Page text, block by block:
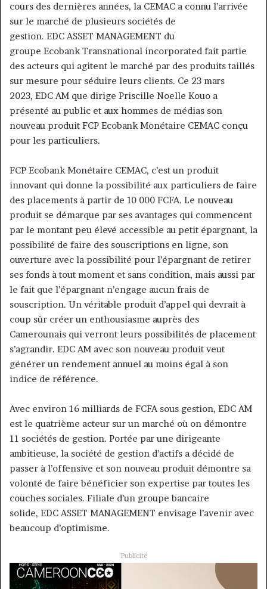
cours des dernières années, la CEMAC a connu l’arrivée
sur le marché de plusieurs sociétés de
gestion. EDC ASSET MANAGEMENT du
groupe Ecobank Transnational incorporated fait partie
des acteurs qui agitent le marché par des produits taillés
sur mesure pour séduire leurs clients. Ce 23 mars
2023, EDC AM que dirige Priscille Noelle Kouo a
présenté au public et aux hommes de médias son
nouveau produit FCP Ecobank Monétaire CEMAC conçu
pour les particuliers.
FCP Ecobank Monétaire CEMAC, c’est un produit
innovant qui donne la possibilité aux particuliers de faire
des placements à partir de 10 000 FCFA. Le nouveau
produit se démarque par ses avantages qui commencent
par le montant peu élevé accessible au petit épargnant, la
possibilité de faire des souscriptions en ligne, son
ouverture avec la possibilité pour l’épargnant de retirer
ses fonds à tout moment et sans condition, mais aussi par
le fait que l’épargnant n’engage aucun frais de
souscription. Un véritable produit d’appel qui devrait à
coup sûr créer un enthousiasme auprès des
Camerounais qui verront leurs possibilités de placement
s’agrandir. EDC AM avec son nouveau produit veut
générer un rendement annuel au moins égal à son
indice de référence.
Avec environ 16 milliards de FCFA sous gestion, EDC AM
est le quatrième acteur sur un marché où on démontre
11 sociétés de gestion. Portée par une dirigeante
ambitieuse, la société de gestion d’actifs a décidé de
passer à l’offensive et son nouveau produit démontre sa
volonté de faire bénéficier son expertise par toutes les
couches sociales. Filiale d’un groupe bancaire
solide, EDC ASSET MANAGEMENT envisage l’avenir avec
beaucoup d’optimisme.
Publicité